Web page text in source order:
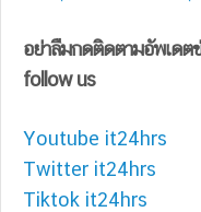
อย่าลืมกดติดตามอัพเดต
follow us
Youtube it24hrs
Twitter it24hrs
Tiktok it24hrs